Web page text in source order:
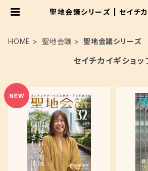
聖地会議シリーズ | セイチカ
HOME 聖地会議 聖地会議シリーズ
セイチカイギショッ